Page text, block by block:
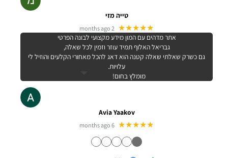
טייה מזי
★★★★★
2 months ago
אתר מדהים עם המון מידע מקצועי לבונה הפרטי
גבריאל האלוף תמיד עוזר וזמין לכל שאלה,
גם כשרק שאלתי שאלה קטנה הוא דאג להכל מאחורי הקלעים והוזיל לי
עלויות.
מומלץ בחום!
Avia Yaakov
★★★★★
6 months ago
●
●
●
●
●